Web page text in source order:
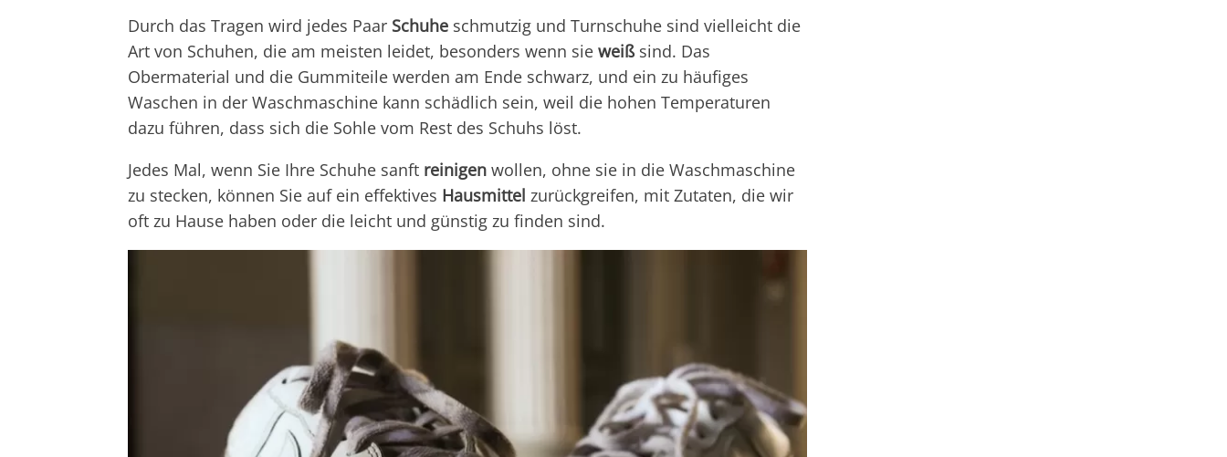
Durch das Tragen wird jedes Paar Schuhe schmutzig und Turnschuhe sind vielleicht die
Art von Schuhen, die am meisten leidet, besonders wenn sie weiß sind. Das
Obermaterial und die Gummiteile werden am Ende schwarz, und ein zu häufiges
Waschen in der Waschmaschine kann schädlich sein, weil die hohen Temperaturen
dazu führen, dass sich die Sohle vom Rest des Schuhs löst.
Jedes Mal, wenn Sie Ihre Schuhe sanft reinigen wollen, ohne sie in die Waschmaschine
zu stecken, können Sie auf ein effektives Hausmittel zurückgreifen, mit Zutaten, die wir
oft zu Hause haben oder die leicht und günstig zu finden sind.